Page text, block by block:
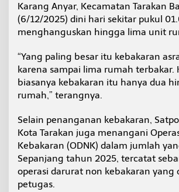
Karang Anyar, Kecamatan Tarakan
(6/12/2025) dini hari sekitar pukul
menghanguskan hingga lima unit
“Yang paling besar itu kebakaran
karena sampai lima rumah terbakar.
biasanya kebakaran itu hanya dua
rumah,” terangnya.
Selain penanganan kebakaran,
Kota Tarakan juga menangani
Kebakaran (ODNK) dalam jumlah
Sepanjang tahun 2025, tercatat
operasi darurat non kebakaran yang
petugas.